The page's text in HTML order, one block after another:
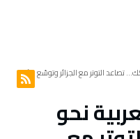
تصاعد التوتر مع الجزائر وتوسّع دائرة
نحو